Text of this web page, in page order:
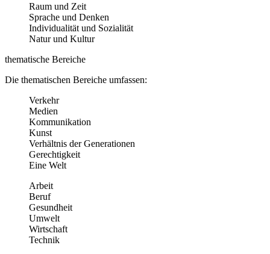
Raum und Zeit
Sprache und Denken
Individualität und Sozialität
Natur und Kultur
thematische Bereiche
Die thematischen Bereiche umfassen:
Verkehr
Medien
Kommunikation
Kunst
Verhältnis der Generationen
Gerechtigkeit
Eine Welt
Arbeit
Beruf
Gesundheit
Umwelt
Wirtschaft
Technik